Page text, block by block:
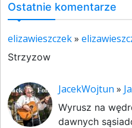
Ostatnie komentarze
elizawieszczek»
Strzyzow
JacekWojtun »
Wyrusz na
dawnych